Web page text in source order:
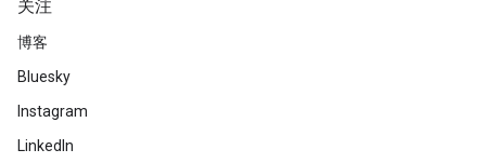
关注
博客
Bluesky
Instagram
LinkedIn